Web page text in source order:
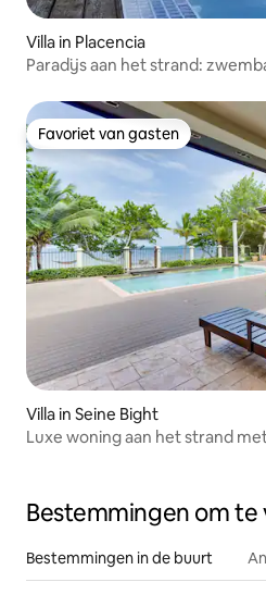
Villa in Placencia
Paradijs aan het strand:
Favoriet van gasten
Favoriet van gasten
Villa in Seine Bight
Luxe woning aan het strand
Bestemmingen om te
Bestemmingen in de buurt